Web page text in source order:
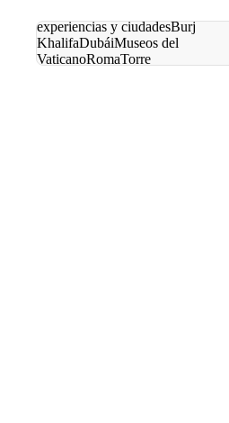
experiencias y ciudadesBurj
KhalifaDubáiMuseos del
VaticanoRomaTorre